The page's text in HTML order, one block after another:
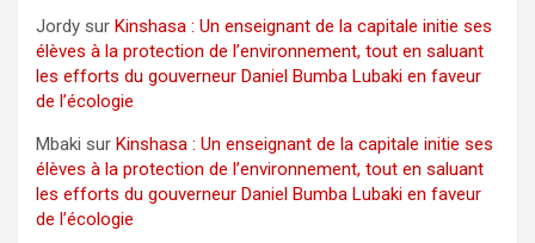
Jordy sur Kinshasa : Un enseignant de la capitale initie ses
élèves à la protection de l’environnement, tout en saluant
les efforts du gouverneur Daniel Bumba Lubaki en faveur
de l’écologie
Mbaki sur Kinshasa : Un enseignant de la capitale initie ses
élèves à la protection de l’environnement, tout en saluant
les efforts du gouverneur Daniel Bumba Lubaki en faveur
de l’écologie